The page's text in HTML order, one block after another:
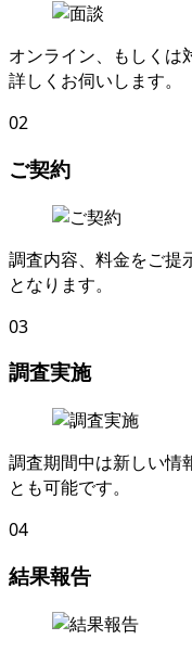
オンライン、 もしくは
詳しくお伺いします。
02
ご契約
調査内容、 料金をご提
となります。
03
調査実施
調査期間中は新しい情
とも可能です。
04
結果報告